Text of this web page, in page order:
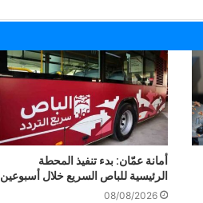
أمانة عمّان: بدء تنفيذ المحطة
الرئيسية للباص السريع خلال أسبوعين
08/08/2026